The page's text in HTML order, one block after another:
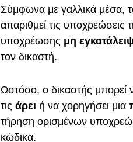
Σύμφωνα με γαλλικά μέσα,
απαριθμεί τις υποχρεώσεις
υποχρέωσης μη
τον δικαστή.
Ωστόσο, ο δικαστής μπορεί
τις άρει ή να χορηγήσει μια
τήρηση ορισμένων
κώδικα.